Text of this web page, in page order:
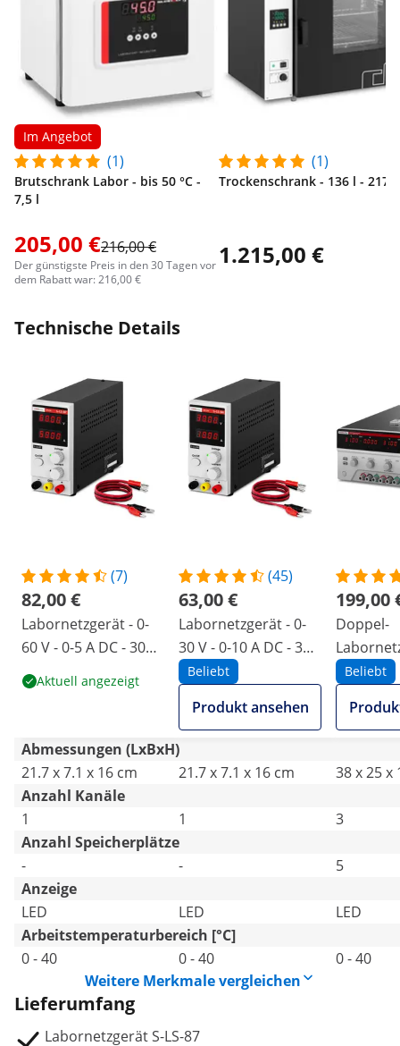
Im Angebot
(1)
Brutschrank Labor - bis 50 °C -
7,5 l
205,00 €216,00 €
Der günstigste Preis in den 30 Tagen vor
dem Rabatt war: 216,00 €
(1)
Trockenschrank - 136 l - 2170
1.215,00 €
Technische Details
(7)
82,00 €
Labornetzgerät - 0-
60 V - 0-5 A DC - 300
W
Aktuell angezeigt
(45)
63,00 €
Labornetzgerät - 0-
30 V - 0-10 A DC - 300
WBeliebt
Produkt ansehen
199,00
Doppel-
0-30 V -
550 W
Beliebt
Abmessungen (LxBxH)
21.7 x 7.1 x 16 cm
21.7 x 7.1 x 16 cm
38 x 25 x
Anzahl Kanäle
1
1
3
Anzahl Speicherplätze
-
-
5
Anzeige
LED
LED
LED
Arbeitstemperaturbereich [°C]
0 - 40
0 - 40
0 - 40
Weitere Merkmale vergleichen
Lieferumfang
Labornetzgerät S-LS-87